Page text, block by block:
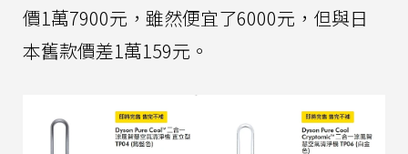
價1萬7900元，雖然便宜了6000元，但與日
本舊款價差1萬159元。